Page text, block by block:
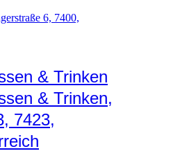
6, 7400,
& Trinken
& Trinken,
7423,